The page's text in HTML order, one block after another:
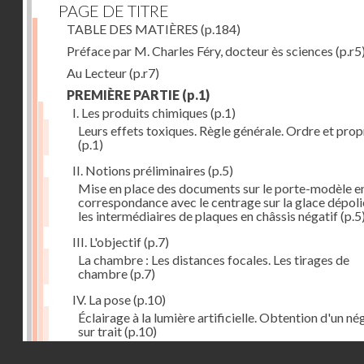
PAGE DE TITRE
TABLE DES MATIÈRES (p.184)
Préface par M. Charles Féry, docteur ès sciences
Au Lecteur(p.r7)
PREMIÈRE PARTIE (p.1)
I. Les produits chimiques (p.1)
Leurs effets toxiques. Règle générale. Ordre et
(p.1)
II. Notions préliminaires (p.5)
Mise en place des documents sur le porte-modèle
correspondance avec le centrage sur la glace
les intermédiaires de plaques en châssis négatif
III. L'objectif(p.7)
La chambre : Les distances focales. Les tirages de
chambre(p.7)
IV. La pose(p.10)
Éclairage à la lumière artificielle. Obtention d'un
sur trait(p.10)